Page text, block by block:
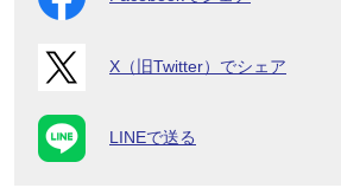
X（旧Twitter）でシェア
LINEで送る